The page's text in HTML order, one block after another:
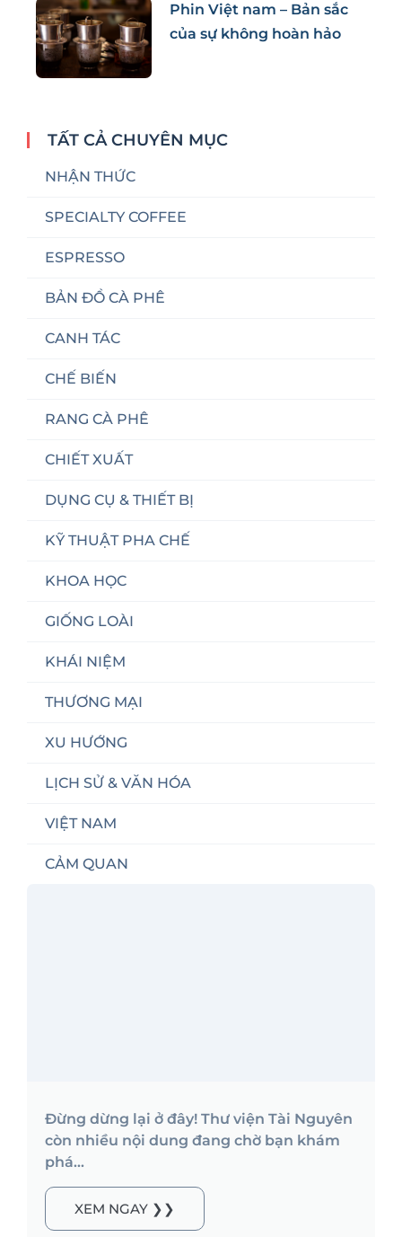
Phin Việt nam – Bản sắc
của sự không hoàn hảo
TẤT CẢ CHUYÊN MỤC
NHẬN THỨC
SPECIALTY COFFEE
ESPRESSO
BẢN ĐỒ CÀ PHÊ
CANH TÁC
CHẾ BIẾN
RANG CÀ PHÊ
CHIẾT XUẤT
DỤNG CỤ & THIẾT BỊ
KỸ THUẬT PHA CHẾ
KHOA HỌC
GIỐNG LOÀI
KHÁI NIỆM
THƯƠNG MẠI
XU HƯỚNG
LỊCH SỬ & VĂN HÓA
VIỆT NAM
CẢM QUAN
Đừng dừng lại ở đây! Thư viện Tài Nguyên
còn nhiều nội dung đang chờ bạn khám
phá...
XEM NGAY ❯❯